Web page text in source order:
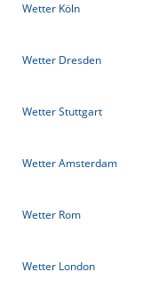
Wetter Köln
Wetter Dresden
Wetter Stuttgart
Wetter Amsterdam
Wetter Rom
Wetter London